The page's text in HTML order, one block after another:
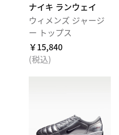
ナイキ ランウェイ
ウィメンズ ジャージ
ー トップス
￥15,840
(税込)